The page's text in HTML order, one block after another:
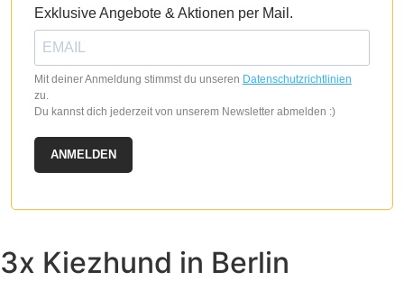
Exklusive Angebote & Aktionen per Mail.
Mit deiner Anmeldung stimmst du unseren Datenschutzrichtlinien
zu.
Du kannst dich jederzeit von unserem Newsletter abmelden :)
ANMELDEN
3x Kiezhund in Berlin